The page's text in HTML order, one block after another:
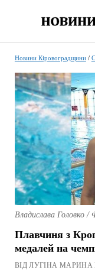
Новини Кіровоградщини/
Владислава Головко
Плавчиня з
медалей на
ВІД ЛУГІНА МАРИНА